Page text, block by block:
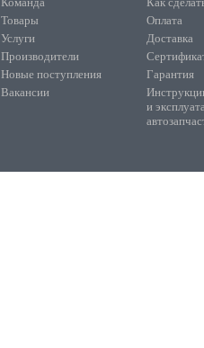
Товары
Услуги
Производители
Новые поступления
Вакансии
Оплата
Доставка
Гарантия
и